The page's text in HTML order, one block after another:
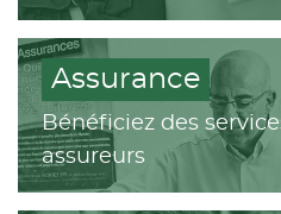
Assurance
Bénéficiez des
assureurs